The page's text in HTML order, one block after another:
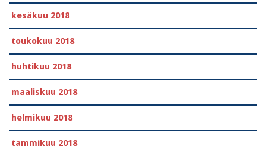
kesäkuu 2018
toukokuu 2018
huhtikuu 2018
maaliskuu 2018
helmikuu 2018
tammikuu 2018